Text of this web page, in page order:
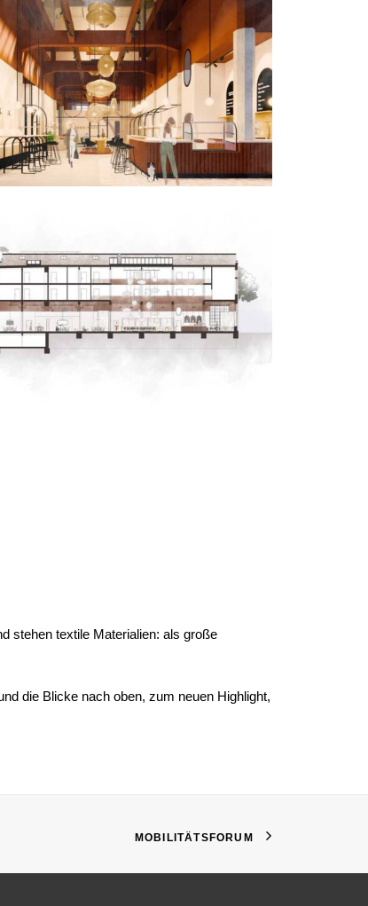
stehen textile Materialien: als große
die Blicke nach oben, zum neuen Highlight,
MOBILITÄTSFORUM